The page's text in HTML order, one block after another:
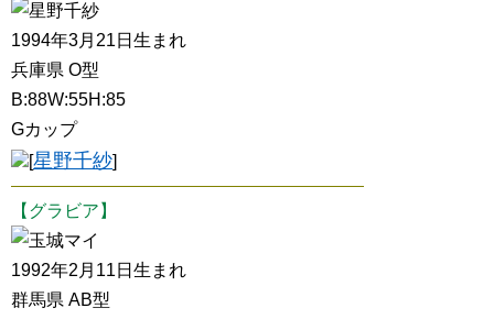
星野千紗
1994年3月21日生まれ
兵庫県 O型
B:88W:55H:85
Gカップ
[星野千紗]
【グラビア】
玉城マイ
1992年2月11日生まれ
群馬県 AB型